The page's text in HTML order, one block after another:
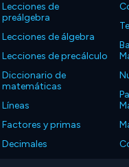
Lecciones de
preálgebra
Lecciones de álgebra
Lecciones de precálculo
Diccionario de
matemáticas
Líneas
Factores y primas
Decimales